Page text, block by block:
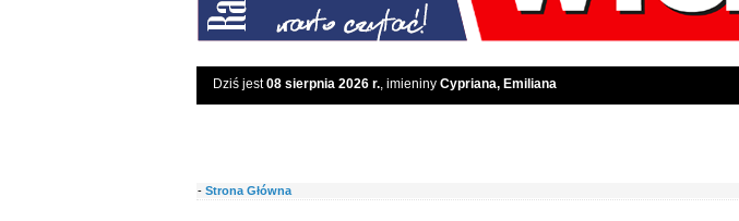
Dziś jest08 sierpnia 2026 r., imieniny Cypriana, Emiliana
- Strona Główna